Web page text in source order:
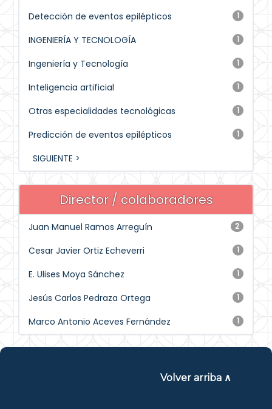
1
Detección de eventos epilépticos
1
INGENIERÍA Y TECNOLOGÍA
1
Ingeniería y Tecnología
1
Inteligencia artificial
1
Otras especialidades tecnológicas
1
Predicción de eventos epilépticos
SIGUIENTE >
Director / colaboradores
2
Juan Manuel Ramos Arreguín
1
Cesar Javier Ortiz Echeverri
1
E. Ulises Moya Sánchez
1
Jesús Carlos Pedraza Ortega
1
Marco Antonio Aceves Fernández
Volver arriba ∧